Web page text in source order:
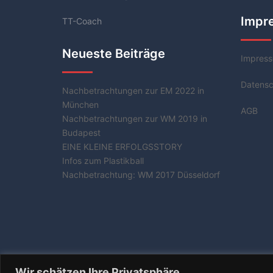
TT-Coach
Neueste Beiträge
Nachbetrachtungen zur EM 2022 in
München
Nachbetrachtungen zur WM 2019 in
Budapest
EINE KLEINE ERFOLGSSTORY
Infos zum Plastikball
Nachbetrachtung: WM 2017 Düsseldorf
AGB